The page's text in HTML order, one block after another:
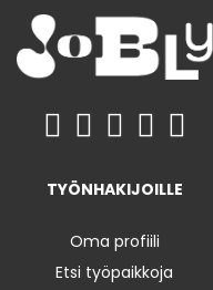
TYÖNHAKIJOILLE
Oma profiili
Etsi työpaikkoja